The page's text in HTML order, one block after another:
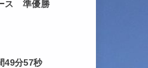
ス 準優勝
49分57秒